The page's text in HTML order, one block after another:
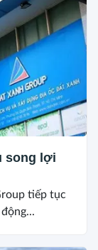
song lợi
tiếp tục